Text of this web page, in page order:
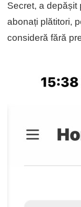
Secret, a depășit
abonați plătitori,
consideră fără